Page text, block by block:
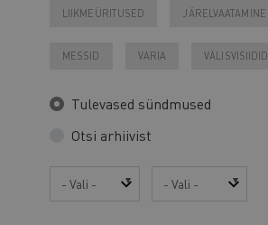
LIIKMEÜRITUSED JÄRELVAATAMINE
MESSID VARIA VÄLISVISIIDID
Tulevased sündmused
Otsi arhiivist
Aasta Kuu